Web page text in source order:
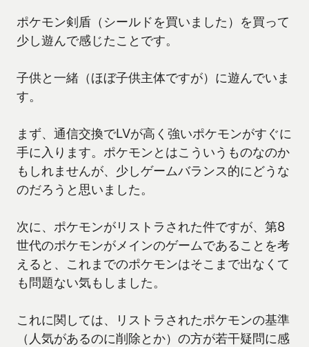
ポケモン剣盾（シールドを買いました）を買って
少し遊んで感じたことです。
子供と一緒（ほぼ子供主体ですが）に遊んでいま
す。
まず、通信交換でLVが高く強いポケモンがすぐに
手に入ります。ポケモンとはこういうものなのか
もしれませんが、少しゲームバランス的にどうな
のだろうと思いました。
次に、ポケモンがリストラされた件ですが、第8
世代のポケモンがメインのゲームであることを考
えると、これまでのポケモンはそこまで出なくて
も問題ない気もしました。
これに関しては、リストラされたポケモンの基準
（人気があるのに削除とか）の方が若干疑問に感